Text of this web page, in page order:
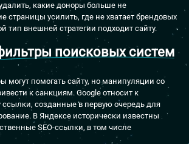
какие доноры больше не
страницы усилить, где не хватает брендовых
тип внешней стратегии подходит сайту.
поисковых систем
могут помогать сайту, но манипуляции со
к санкциям. Google относит к
созданные в первую очередь для
В Яндексе исторически известны
SEO-ссылки, в том числе